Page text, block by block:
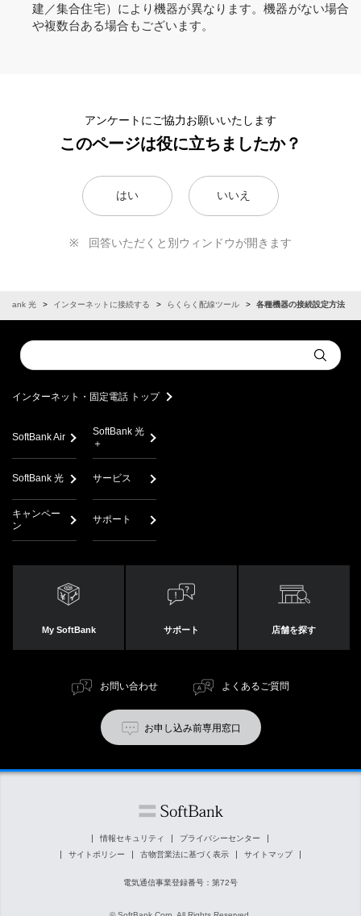
建／集合住宅）により機器が異なります。機器がない場合
や複数台ある場合もございます。
アンケートにご協力お願いいたします
このページは役に立ちましたか？
はい いいえ
回答いただくと別ウィンドウが開きます
光 インターネットに接続する らくらく配線ツール 各種機器の接続設定方法
Conduct
a
Submit
インターネット・固定電話 トップ
SoftBank Air
SoftBank 光
＋
SoftBank 光 サービス
キャンペー
ン
サポート
My SoftBank サポート 店舗を探す
お問い合わせ よくあるご質問
お申し込み前専用窓口
情報セキュリティ
プライバシーセンター
サイトポリシー
古物営業法に基づく表示 サイトマップ
電気通信事業登録番号：第72号